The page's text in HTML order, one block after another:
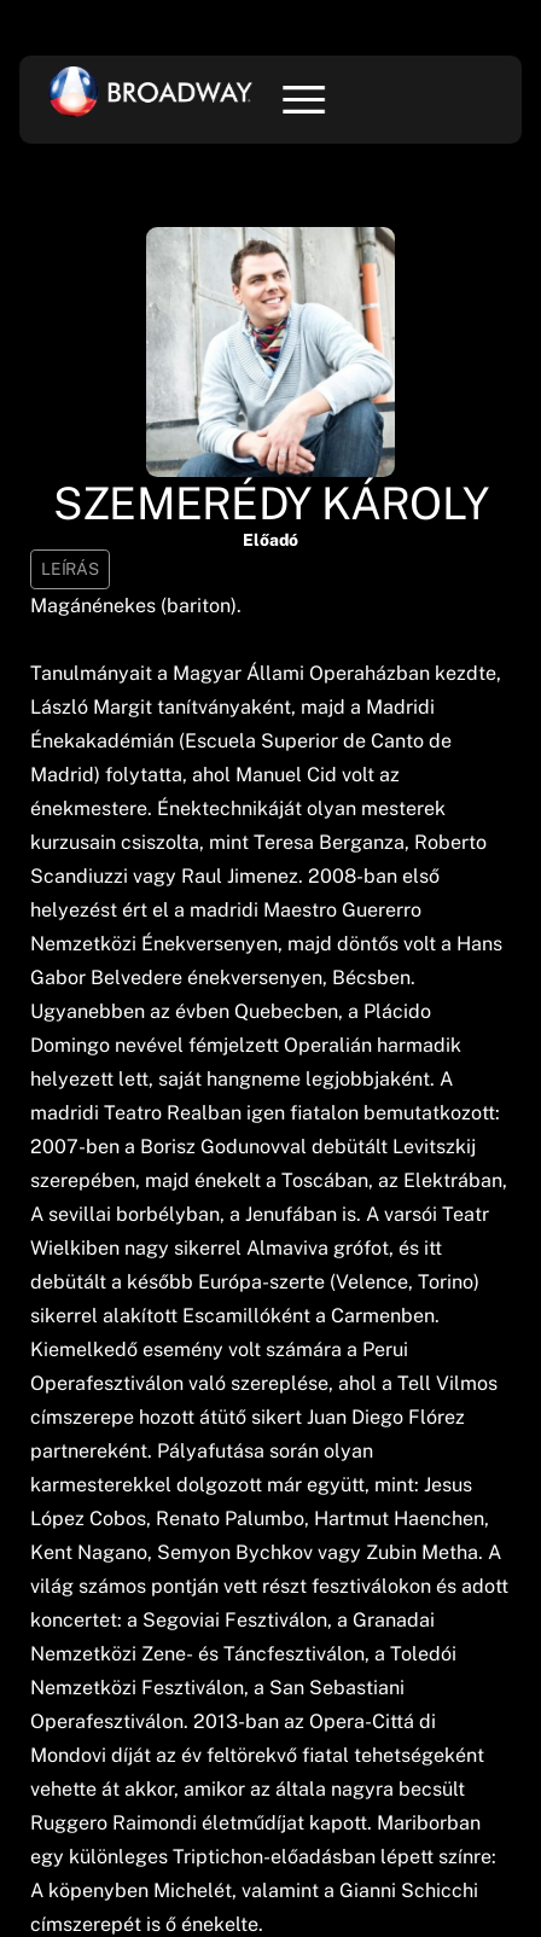
SZEMERÉDY KÁROLY
Előadó
LEÍRÁS
Magánénekes (bariton).
Tanulmányait a Magyar Állami Operaházban kezdte,
László Margit tanítványaként, majd a Madridi
Énekakadémián (Escuela Superior de Canto de
Madrid) folytatta, ahol Manuel Cid volt az
énekmestere. Énektechnikáját olyan mesterek
kurzusain csiszolta, mint Teresa Berganza, Roberto
Scandiuzzi vagy Raul Jimenez. 2008-ban első
helyezést ért el a madridi Maestro Guererro
Nemzetközi Énekversenyen, majd döntős volt a Hans
Gabor Belvedere énekversenyen, Bécsben.
Ugyanebben az évben Quebecben, a Plácido
Domingo nevével fémjelzett Operalián harmadik
helyezett lett, saját hangneme legjobbjaként. A
madridi Teatro Realban igen fiatalon bemutatkozott:
2007-ben a Borisz Godunovval debütált Levitszkij
szerepében, majd énekelt a Toscában, az Elektrában,
A sevillai borbélyban, a Jenufában is. A varsói Teatr
Wielkiben nagy sikerrel Almaviva grófot, és itt
debütált a később Európa-szerte (Velence, Torino)
sikerrel alakított Escamillóként a Carmenben.
Kiemelkedő esemény volt számára a Perui
Operafesztiválon való szereplése, ahol a Tell Vilmos
címszerepe hozott átütő sikert Juan Diego Flórez
partnereként. Pályafutása során olyan
karmesterekkel dolgozott már együtt, mint: Jesus
López Cobos, Renato Palumbo, Hartmut Haenchen,
Kent Nagano, Semyon Bychkov vagy Zubin Metha. A
világ számos pontján vett részt fesztiválokon és adott
koncertet: a Segoviai Fesztiválon, a Granadai
Nemzetközi Zene- és Táncfesztiválon, a Toledói
Nemzetközi Fesztiválon, a San Sebastiani
Operafesztiválon. 2013-ban az Opera-Cittá di
Mondovi díját az év feltörekvő fiatal tehetségeként
vehette át akkor, amikor az általa nagyra becsült
Ruggero Raimondi életműdíjat kapott. Mariborban
egy különleges Triptichon-előadásban lépett színre:
A köpenyben Michelét, valamint a Gianni Schicchi
címszerepét is ő énekelte.